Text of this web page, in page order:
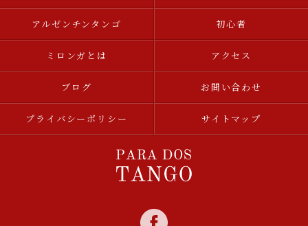
アルゼンチンタンゴ 初心者
ミロンガとは アクセス
ブログ お問い合わせ
プライバシーポリシー サイトマップ